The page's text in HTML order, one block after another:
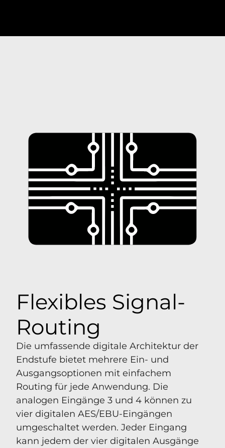
Flexibles Signal-
Routing
Die umfassende digitale Architektur der
Endstufe bietet mehrere Ein- und
Ausgangsoptionen mit einfachem
Routing für jede Anwendung. Die
analogen Eingänge 3 und 4 können zu
vier digitalen AES/EBU-Eingängen
umgeschaltet werden. Jeder Eingang
kann jedem der vier digitalen Ausgänge